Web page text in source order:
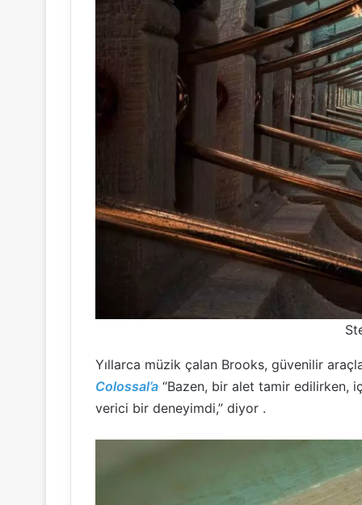
Yıllarca müzik çalan Brooks, güvenilir
Colossal’a “Bazen, bir alet tamir edilirken,
verici bir deneyimdi,” diyor .